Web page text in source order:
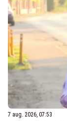
7 aug. 2026, 07:53